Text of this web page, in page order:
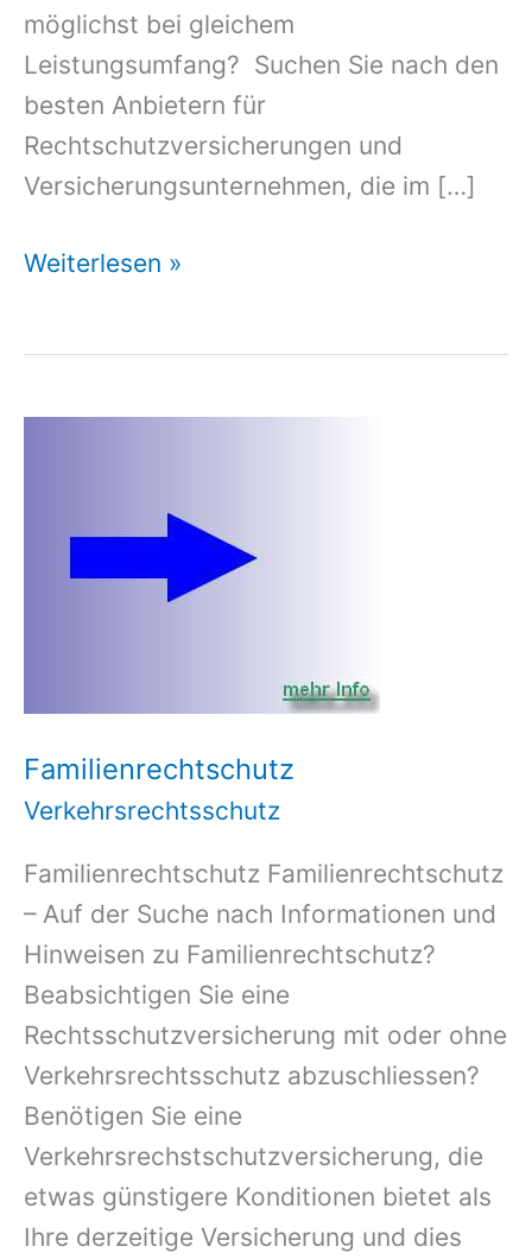
möglichst bei gleichem
Leistungsumfang? Suchen Sie nach den
besten Anbietern für
Rechtschutzversicherungen und
Versicherungsunternehmen, die im […]
Familien
Weiterlesen »
Familienrechtschutz
Verkehrsrechtsschutz
Familienrechtschutz Familienrechtschutz
– Auf der Suche nach Informationen und
Hinweisen zu Familienrechtschutz?
Beabsichtigen Sie eine
Rechtsschutzversicherung mit oder ohne
Verkehrsrechtsschutz abzuschliessen?
Benötigen Sie eine
Verkehrsrechstschutzversicherung, die
etwas günstigere Konditionen bietet als
Ihre derzeitige Versicherung und dies